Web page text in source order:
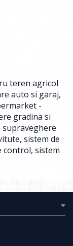
teren agricol
auto si garaj,
-
gradina si
supraveghere
, sistem de
control, sistem